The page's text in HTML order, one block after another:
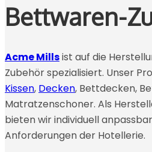
Bettwaren-
Acme Millsist auf die
Zubehör spezialisiert. Unser
Kissen, Decken, Bettdecken,
Matratzenschoner. Als
bieten wir individuell
Anforderungen der Hotellerie.